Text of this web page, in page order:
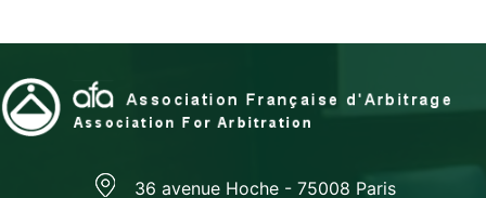
36 avenue Hoche - 75008 Paris